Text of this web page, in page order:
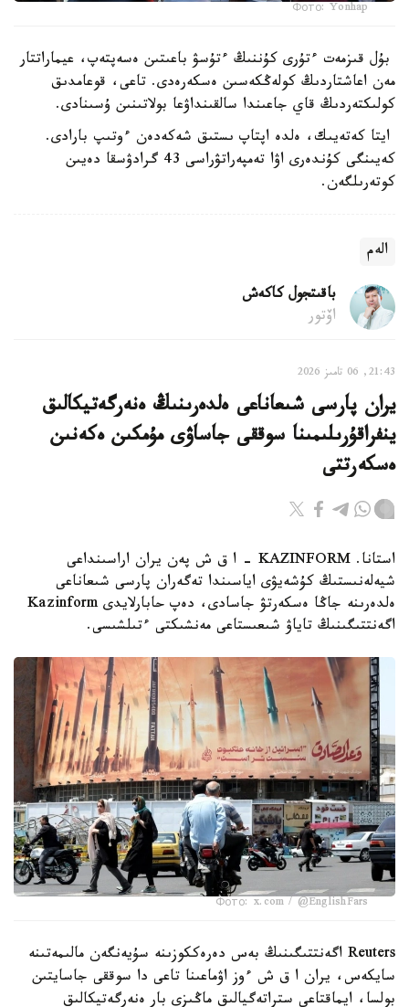
Фото: Yonhap
بۇل قىزمەت ءتۇرى كۇننىڭ ءتۇسۋ باعىتىن ەسەپتەپ، عيماراتتار
مەن اعاشتاردىڭ كولەڭكەسىن ەسكەرەدى. تاعى، قوعامدىق
كولىكتەردىڭ قاي جاعىندا سالقىنداۋعا بولاتىنىن ۇسىنادى.
ايتا كەتەيىك، ەلدە اپتاپ ىستىق شەكەدەن ءوتىپ بارادى.
كەيىنگى كۇندەرى اۋا تەمپەراتۋراسى 43 گرادۋسقا دەيىن
كوتەرىلگەن.
الەم
باقىتجول كاكەش
اۆتور
21:43, 06 تامىز 2026
يران پارسى شىعاناعى ەلدەرىنىڭ ەنەرگەتيكالىق
ينفراقۇرىلىمىنا سوققى جاساۋى مۇمكىن ەكەنىن
ەسكەرتتى
استانا. KAZINFORM - ا ق ش پەن يران اراسىنداعى
شيەلەنىستىڭ كۇشەيۋى اياسىندا تەگەران پارسى شىعاناعى
ەلدەرىنە جاڭا ەسكەرتۋ جاسادى، دەپ حابارلايدى Kazinform
اگەنتتىگىنىڭ تاياۋ شىعىستاعى مەنشىكتى ءتىلشىسى.
Фото: x.com / @EnglishFars
Reuters اگەنتتىگىنىڭ بەس دەرەككوزىنە سۇيەنگەن مالىمەتىنە
سايكەس، يران ا ق ش ءوز اۋماعىنا تاعى دا سوققى جاسايتىن
بولسا، ايماقتاعى ستراتەگيالىق ماڭىزى بار ەنەرگەتيكالىق